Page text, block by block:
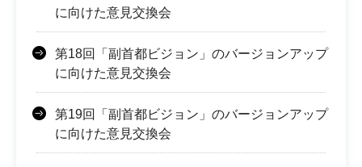
に向けた意見交換会
第18回「副首都ビジョン」のバージョンアップ
に向けた意見交換会
第19回「副首都ビジョン」のバージョンアップ
に向けた意見交換会